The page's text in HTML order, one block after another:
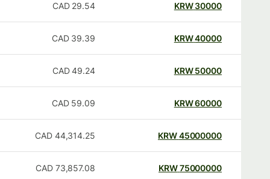
30000
KRW
29.54
CAD
40000
KRW
39.39
CAD
50000
KRW
49.24
CAD
60000
KRW
59.09
CAD
45000000
KRW
44,314.25
CAD
75000000
KRW
73,857.08
CAD